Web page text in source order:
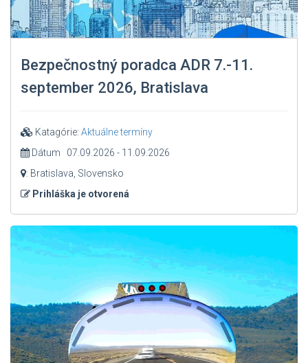
Bezpečnostný poradca ADR 7.-11.
september 2026, Bratislava
Katagórie: Aktuálne termíny
Dátum 07.09.2026 - 11.09.2026
: Bratislava, Slovensko
Prihláška je otvorená